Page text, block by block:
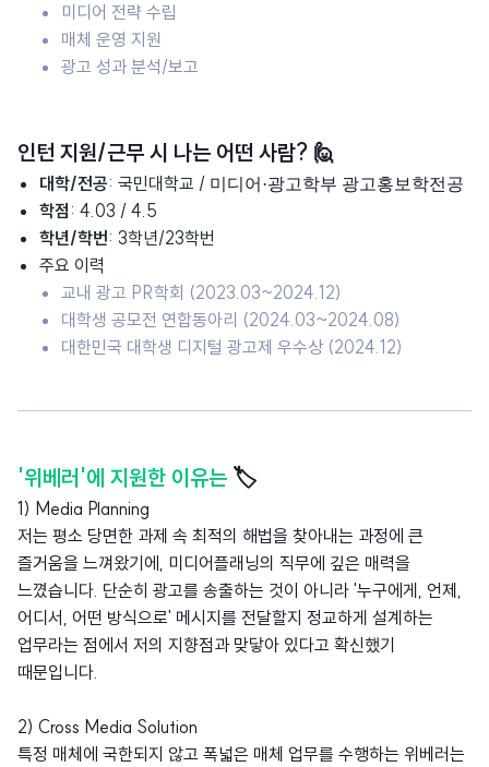
미디어 전략 수립
매체 운영 지원
광고 성과 분석/보고
인턴 지원/근무 시 나는 어떤 사람? 🙋
대학/전공: 국민대학교 / 미디어·광고학부 광고홍보학전공
학점 : 4.03 / 4.5
학년/학번: 3학년/23학번
주요 이력
교내 광고 PR학회 (2023.03~2024.12)
대학생 공모전 연합동아리 (2024.03~2024.08)
대한민국 대학생 디지털 광고제 우수상 (2024.12)
'위베러'에 지원한 이유는 🏷️
1) Media Planning
저는 평소 당면한 과제 속 최적의 해법을 찾아내는 과정에 큰
즐거움을 느껴왔기에, 미디어플래닝의 직무에 깊은 매력을
느꼈습니다. 단순히 광고를 송출하는 것이 아니라 '누구에게, 언제,
어디서, 어떤 방식으로' 메시지를 전달할지 정교하게 설계하는
업무라는 점에서 저의 지향점과 맞닿아 있다고 확신했기
때문입니다.
2) Cross Media Solution
특정 매체에 국한되지 않고 폭넓은 매체 업무를 수행하는 위베러는